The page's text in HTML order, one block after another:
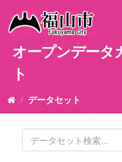
オープンデータ
ト
データセット